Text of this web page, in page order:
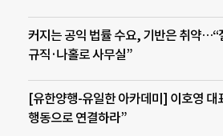
커지는 공익 법률 수요, 기반은 취약…“
규직·나홀로 사무실”
[유한양행-유일한 아카데미] 이호영 대
행동으로 연결하라”